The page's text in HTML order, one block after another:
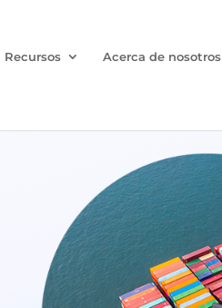
Recursos Acerca de nosotros